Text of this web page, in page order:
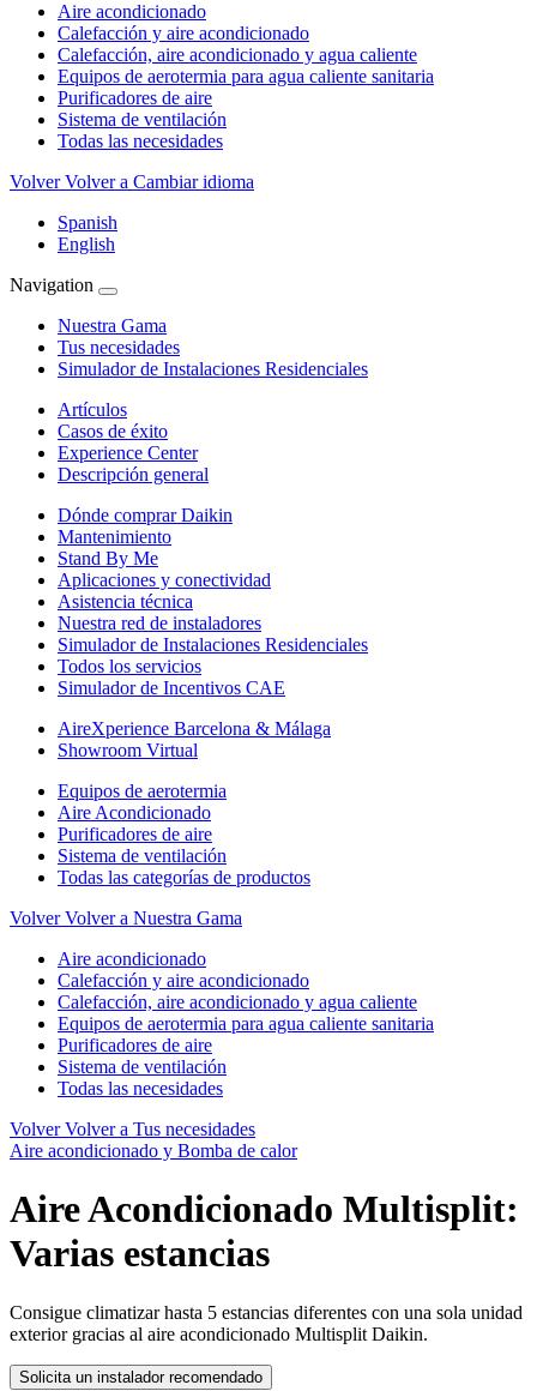
Aire acondicionado
Calefacción y aire acondicionado
Calefacción, aire acondicionado y agua caliente
Equipos de aerotermia para agua caliente sanitaria
Purificadores de aire
Sistema de ventilación
Todas las necesidades
Volver Volver a Cambiar idioma
Spanish
English
Navigation
Nuestra Gama
Tus necesidades
Simulador de Instalaciones Residenciales
Artículos
Casos de éxito
Experience Center
Descripción general
Dónde comprar Daikin
Mantenimiento
Stand By Me
Aplicaciones y conectividad
Asistencia técnica
Nuestra red de instaladores
Simulador de Instalaciones Residenciales
Todos los servicios
Simulador de Incentivos CAE
AireXperience Barcelona & Málaga
Showroom Virtual
Equipos de aerotermia
Aire Acondicionado
Purificadores de aire
Sistema de ventilación
Todas las categorías de productos
Volver Volver a Nuestra Gama
Aire acondicionado
Calefacción y aire acondicionado
Calefacción, aire acondicionado y agua caliente
Equipos de aerotermia para agua caliente sanitaria
Purificadores de aire
Sistema de ventilación
Todas las necesidades
Volver Volver a Tus necesidades
Aire acondicionado y Bomba de calor
Aire Acondicionado Multisplit:
Varias estancias
Consigue climatizar hasta 5 estancias diferentes con una sola unidad
exterior gracias al aire acondicionado Multisplit Daikin.
Solicita un instalador recomendado